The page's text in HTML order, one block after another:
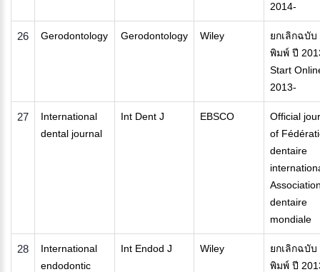
2014-
26 Gerodontology Gerodontology Wiley
ยกเลิกฉบับ
พิมพ์ ปี
Start
2013-
27
International
dental journal
Int Dent J EBSCO
Official
of
dentaire
dentaire
mondiale
28
International
endodontic
Int Endod J Wiley
ยกเลิกฉบับ
พิมพ์ ปี